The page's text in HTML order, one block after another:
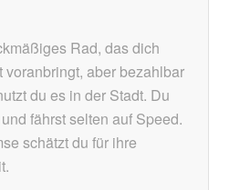
Rad, das dich
aber bezahlbar
du es in der Stadt. Du
fährst selten auf Speed.
schätzt du für ihre